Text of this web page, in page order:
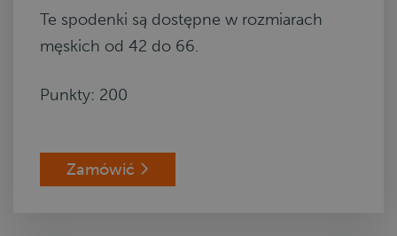
Te spodenki są dostępne w rozmiarach
męskich od 42 do 66.
Punkty: 200
Zamówić